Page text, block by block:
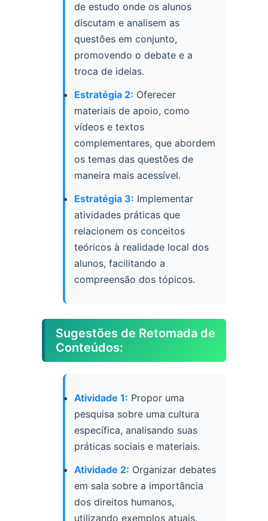
de estudo onde os alunos
discutam e analisem as
questões em conjunto,
promovendo o debate e a
troca de ideias.
Estratégia 2: Oferecer
materiais de apoio, como
vídeos e textos
complementares, que abordem
os temas das questões de
maneira mais acessível.
Estratégia 3: Implementar
atividades práticas que
relacionem os conceitos
teóricos à realidade local dos
alunos, facilitando a
compreensão dos tópicos.
Sugestões de Retomada de
Conteúdos:
Atividade 1: Propor uma
pesquisa sobre uma cultura
específica, analisando suas
práticas sociais e materiais.
Atividade 2: Organizar debates
em sala sobre a importância
dos direitos humanos,
utilizando exemplos atuais.